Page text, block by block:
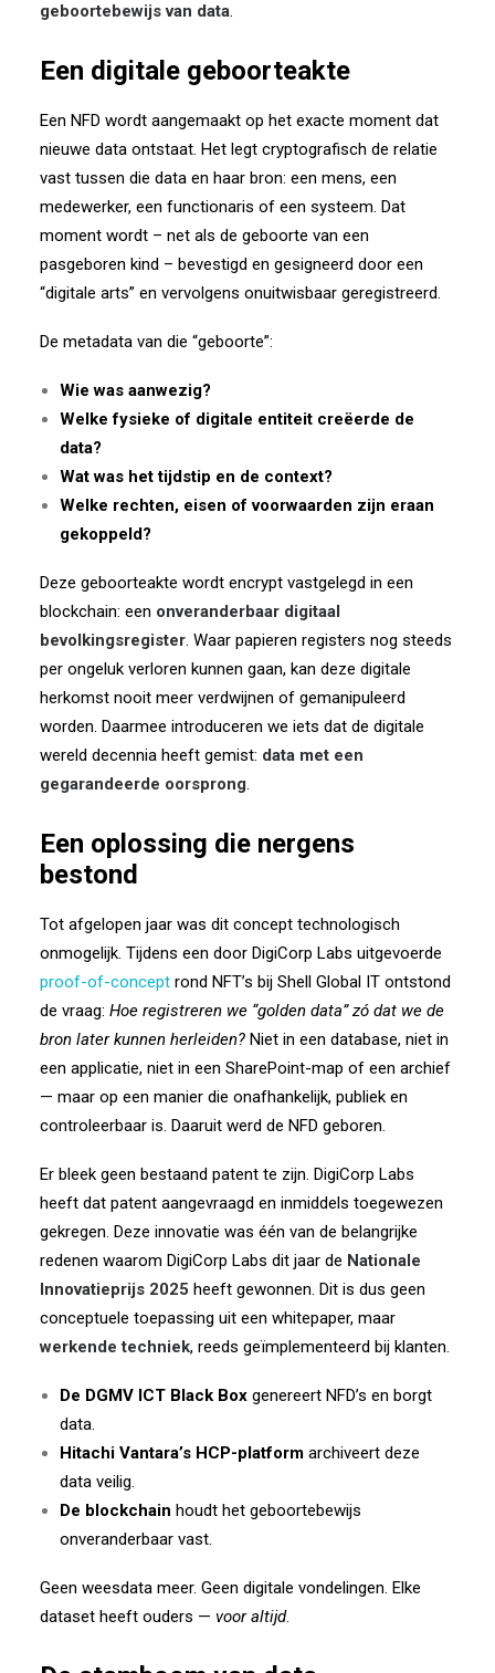
geboortebewijs van data.
Een digitale geboorteakte
Een NFD wordt aangemaakt op het exacte moment dat
nieuwe data ontstaat. Het legt cryptografisch de relatie
vast tussen die data en haar bron: een mens, een
medewerker, een functionaris of een systeem. Dat
moment wordt – net als de geboorte van een
pasgeboren kind – bevestigd en gesigneerd door een
“digitale arts” en vervolgens onuitwisbaar geregistreerd.
De metadata van die “geboorte”:
Wie was aanwezig?
Welke fysieke of digitale entiteit creëerde de
data?
Wat was het tijdstip en de context?
Welke rechten, eisen of voorwaarden zijn eraan
gekoppeld?
Deze geboorteakte wordt encrypt vastgelegd in een
blockchain: een onveranderbaar digitaal
bevolkingsregister. Waar papieren registers nog steeds
per ongeluk verloren kunnen gaan, kan deze digitale
herkomst nooit meer verdwijnen of gemanipuleerd
worden. Daarmee introduceren we iets dat de digitale
wereld decennia heeft gemist: data met een
gegarandeerde oorsprong.
Een oplossing die nergens
bestond
Tot afgelopen jaar was dit concept technologisch
onmogelijk. Tijdens een door DigiCorp Labs uitgevoerde
proof-of-concept rond NFT’s bij Shell Global IT ontstond
de vraag: Hoe registreren we “golden data” zó dat we de
bron later kunnen herleiden? Niet in een database, niet in
een applicatie, niet in een SharePoint-map of een archief
— maar op een manier die onafhankelijk, publiek en
controleerbaar is. Daaruit werd de NFD geboren.
Er bleek geen bestaand patent te zijn. DigiCorp Labs
heeft dat patent aangevraagd en inmiddels toegewezen
gekregen. Deze innovatie was één van de belangrijke
redenen waarom DigiCorp Labs dit jaar de Nationale
Innovatieprijs 2025 heeft gewonnen. Dit is dus geen
conceptuele toepassing uit een whitepaper, maar
werkende techniek, reeds geïmplementeerd bij klanten.
De DGMV ICT Black Box genereert NFD’s en borgt
data.
Hitachi Vantara’s HCP-platform archiveert deze
data veilig.
De blockchain houdt het geboortebewijs
onveranderbaar vast.
Geen weesdata meer. Geen digitale vondelingen. Elke
dataset heeft ouders — voor altijd.